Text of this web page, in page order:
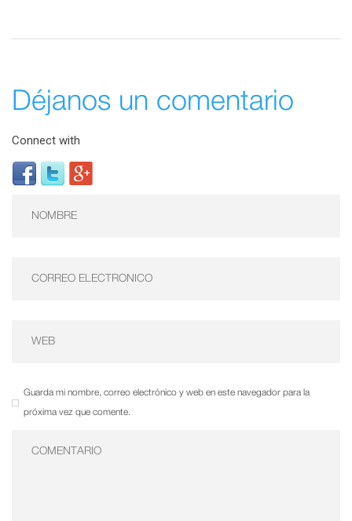
Déjanos un comentario
Connect with
Guarda mi nombre, correo electrónico y web en este navegador para la
próxima vez que comente.